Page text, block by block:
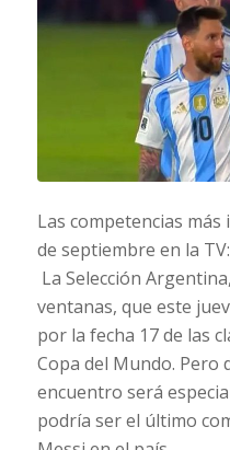
Las competencias
de septiembre en la
La Selección
ventanas, que este
por la fecha 17 de las
Copa del Mundo. Pero
encuentro será
podría ser el último